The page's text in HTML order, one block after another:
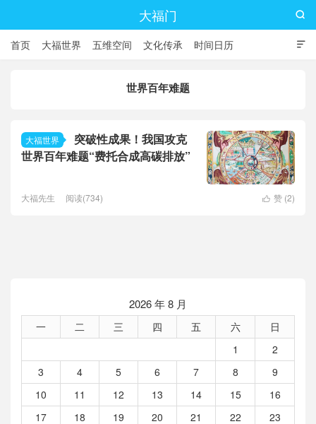
大福门

首页 大福世界 五维空间 文化传承 时间日历

世界百年难题
大福世界
突破性成果！我国攻克
世界百年难题“费托合成高碳排放”
 赞 (2)
大福先生 阅读(734)
2026 年 8 月
一 二 三 四 五 六
日
1
2
3
4 5 6 7 8
9
10
11 12 13 14 15
16
17
18 19 20 21 22
23